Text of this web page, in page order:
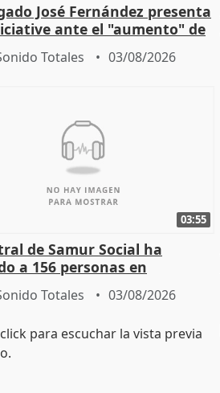
José Fernández presenta
ante el "aumento" de
sin hogar en Madri
Totales 03/08/2026
03:55
de Samur Social ha
a 156 personas en
de calle durante Campaña
Totales 03/08/2026